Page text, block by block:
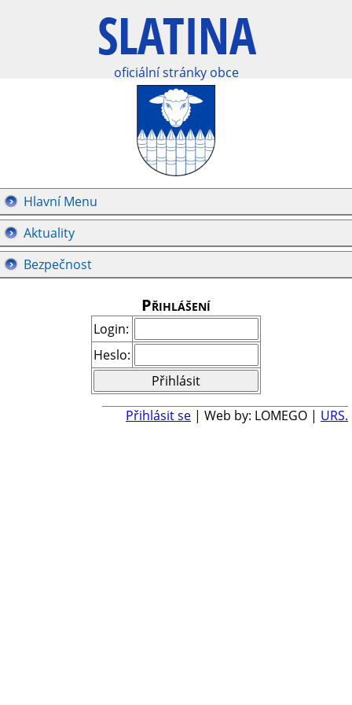
oficiální stránky obce
Hlavní Menu
Aktuality
Bezpečnost
Přihlášení
Login:
Heslo:
Přihlásit se | Web by: LOMEGO | URS.